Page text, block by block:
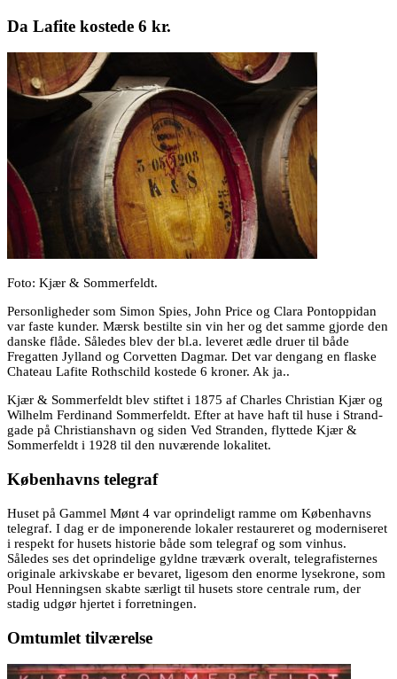
Da Lafite kostede 6 kr.
Foto: Kjær & Sommerfeldt.
Personligheder som Simon Spies, John Price og Clara Pontoppidan
var faste kunder. Mærsk bestilte sin vin her og det samme gjorde den
danske flåde. Således blev der bl.a. leveret ædle druer til både
Fregatten Jylland og Corvetten Dagmar. Det var dengang en flaske
Chateau Lafite Rothschild kostede 6 kroner. Ak ja..
Kjær & Sommerfeldt blev stiftet i 1875 af Charles Christian Kjær og
Wilhelm Ferdinand Sommerfeldt. Efter at have haft til huse i Strand-
gade på Christianshavn og siden Ved Stranden, flyttede Kjær &
Sommerfeldt i 1928 til den nuværende lokalitet.
Københavns telegraf
Huset på Gammel Mønt 4 var oprindeligt ramme om Københavns
telegraf. I dag er de imponerende lokaler restaureret og moderniseret
i respekt for husets historie både som telegraf og som vinhus.
Således ses det oprindelige gyldne træværk overalt, telegrafisternes
originale arkivskabe er bevaret, ligesom den enorme lysekrone, som
Poul Henningsen skabte særligt til husets store centrale rum, der
stadig udgør hjertet i forretningen.
Omtumlet tilværelse